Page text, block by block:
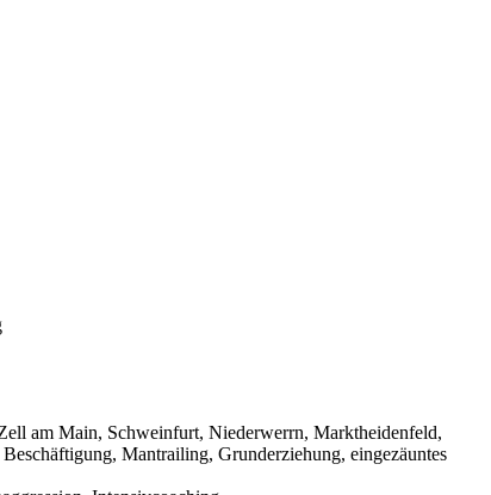
am Main, Schweinfurt, Niederwerrn, Marktheidenfeld,
Mantrailing, Grunderziehung, eingezäuntes